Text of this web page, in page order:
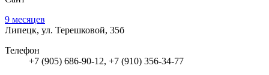
9 месяцев
Липецк, ул. Терешковой, 35б
Телефон
+7 (905) 686-90-12, +7 (910) 356-34-77